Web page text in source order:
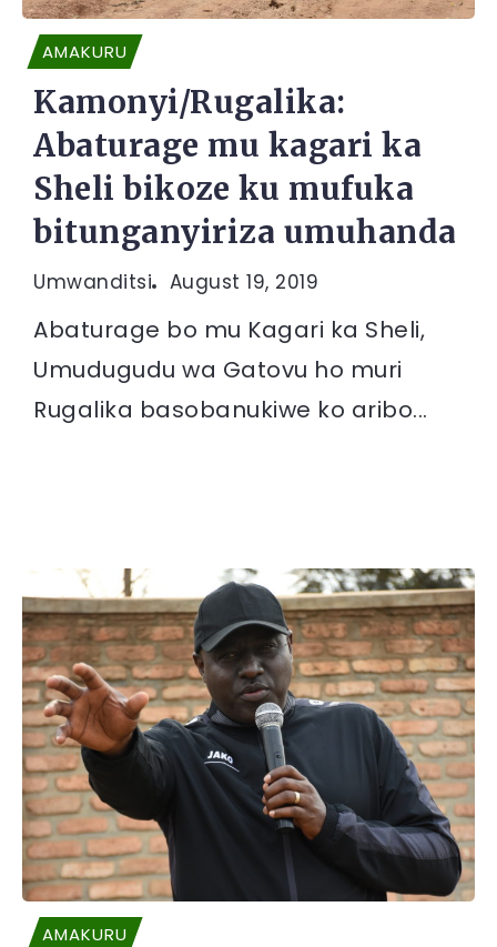
AMAKURU
Kamonyi/Rugalika:
Abaturage mu kagari ka
Sheli bikoze ku mufuka
bitunganyiriza umuhanda
Umwanditsi August 19, 2019
Abaturage bo mu Kagari ka Sheli,
Umudugudu wa Gatovu ho muri
Rugalika basobanukiwe ko aribo...
AMAKURU